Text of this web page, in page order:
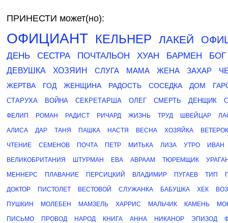
ПРИНЕСТИ может(но):
ОФИЦИАНТ КЕЛЬНЕР ЛАКЕЙ
ДЕНЬ СЕСТРА ПОЧТАЛЬОН ХУАН БАРМЕН БОГ
ДЕВУШКА ХОЗЯИН СЛУГА МАМА ЖЕНА ЗАХАР
ЖЕРТВА ГОД ЖЕНЩИНА РАДОСТЬ СОСЕДКА ДОМ
СТАРУХА ВОЙНА СЕКРЕТАРША ОЛЕГ СМЕРТЬ ДЕНЩИК
ФЕЛИП РОМАН РАДИСТ РИЧАРД ЖИЗНЬ ТРУД ШВЕЙЦАР
АЛИСА ДАР ТАНЯ ПАШКА НАСТЯ ВЕСНА ХОЗЯЙКА ВЕТЕРОК
ЧТЕНИЕ СЕМЕНОВ ПОЧТА ПЕТР МИТЬКА ЛИЗА УТРО ИВАН
ВЕЛИКОБРИТАНИЯ ШТУРМАН ЕВА АВРААМ ТЮРЕМЩИК
МЕННЕРС ПЛАВАНИЕ ПЕРСИЦКИЙ ВЛАДИМИР ПУГАЕВ ТИП
ДОКТОР ПИСТОЛЕТ ВЕСТОВОЙ СЛУЖАНКА БАБУШКА ХЕК
ПУШКИН МОЛЕБЕН МАМЗЕЛЬ ХАРРИС МАЛЬЧИК КАМЕНЬ
ПИСЬМО ПРОВОД НАРОД КНИГА АННА НИКАНОР ЭПИЗОД